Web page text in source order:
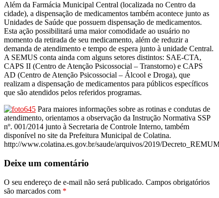
Além da Farmácia Municipal Central (localizada no Centro da
cidade), a dispensação de medicamentos também acontece junto as
Unidades de Saúde que possuem dispensação de medicamentos.
Esta ação possibilitará uma maior comodidade ao usuário no
momento da retirada de seu medicamento, além de reduzir a
demanda de atendimento e tempo de espera junto à unidade Central.
A SEMUS conta ainda com alguns setores distintos: SAE-CTA,
CAPS II (Centro de Atenção Psicossocial – Transtorno) e CAPS
AD (Centro de Atenção Psicossocial – Álcool e Droga), que
realizam a dispensação de medicamentos para públicos específicos
que são atendidos pelos referidos programas.
Para maiores informações sobre as rotinas e condutas de
atendimento, orientamos a observação da Instrução Normativa SSP
nº. 001/2014 junto à Secretaria de Controle Interno, também
disponível no site da Prefeitura Municipal de Colatina.
http://www.colatina.es.gov.br/saude/arquivos/2019/
Deixe um comentário
O seu endereço de e-mail não será publicado. Campos obrigatórios
são marcados com *